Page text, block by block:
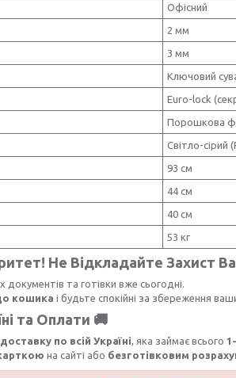
Офісний
2 мм
3 мм
Ключовий
Euro-lock
Порошкова
Світло-сірий
93 см
44 см
40 см
53 кг
Не Відкладайте Захист
та готівки вже сьогодні.
кошика і будьте спокійні за збереження
та Оплати 🚚
по всій Україні , яка займає всього
на сайті або безготівковим